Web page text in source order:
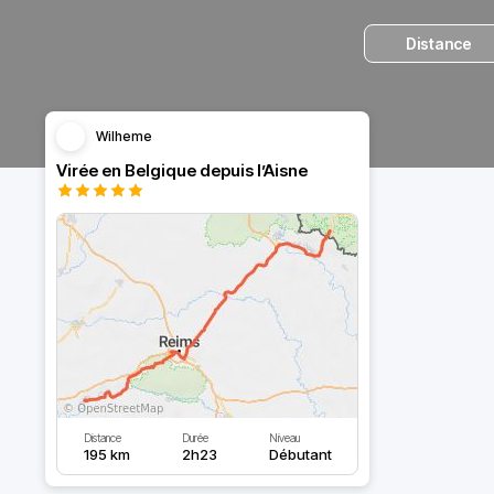
Distance
Wilheme
Virée en Belgique depuis l’Aisne
Distance
195 km
Durée
2h23
Niveau
Débutant